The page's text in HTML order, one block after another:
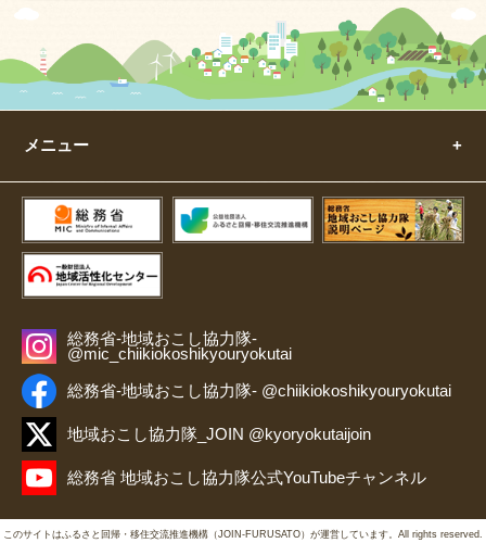
メニュー
総務省-地域おこし協力隊-
@mic_chiikiokoshikyouryokutai
総務省-地域おこし協力隊- @chiikiokoshikyouryokutai
地域おこし協力隊_JOIN @kyoryokutaijoin
総務省 地域おこし協力隊公式YouTubeチャンネル
このサイトはふるさと回帰・移住交流推進機構（JOIN-FURUSATO）が運営しています。All rights reserved.